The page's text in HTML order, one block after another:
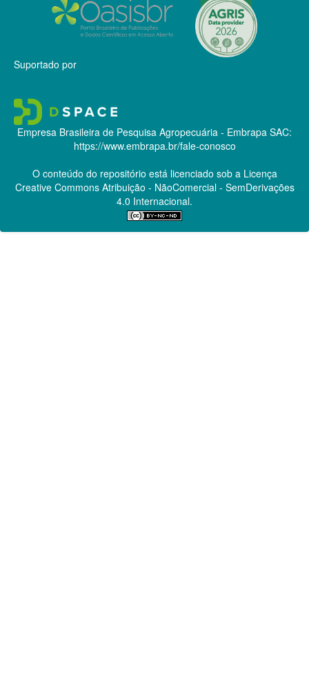
Suportado por
Empresa Brasileira de Pesquisa Agropecuária - Embrapa SAC:
https://www.embrapa.br/fale-conosco
O conteúdo do repositório está licenciado sob a Licença
Creative CommonsAtribuição - NãoComercial - SemDerivações
4.0 Internacional.